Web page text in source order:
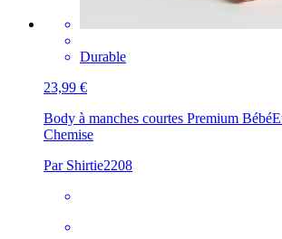
Durable
23,99 €
Body à manches courtes Premium Bébé
Chemise
Par Shirtie2208